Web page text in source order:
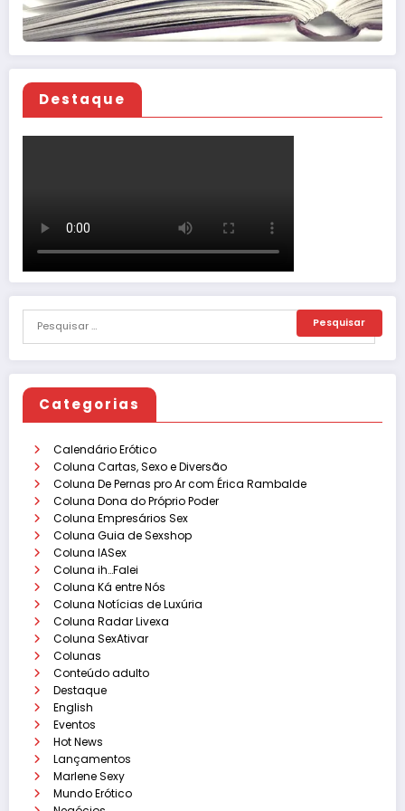
Destaque
Categorias
Calendário Erótico
Coluna Cartas, Sexo e Diversão
Coluna De Pernas pro Ar com Érica Rambalde
Coluna Dona do Próprio Poder
Coluna Empresários Sex
Coluna Guia de Sexshop
Coluna IASex
Coluna ih…Falei
Coluna Ká entre Nós
Coluna Notícias de Luxúria
Coluna Radar Livexa
Coluna SexAtivar
Colunas
Conteúdo adulto
Destaque
English
Eventos
Hot News
Lançamentos
Marlene Sexy
Mundo Erótico